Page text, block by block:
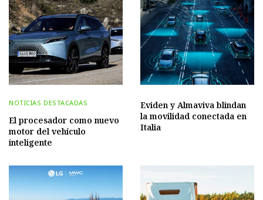
NOTICIAS DESTACADAS
El procesador como nuevo
motor del vehículo
inteligente
Eviden y Almaviva blindan
la movilidad conectada en
Italia